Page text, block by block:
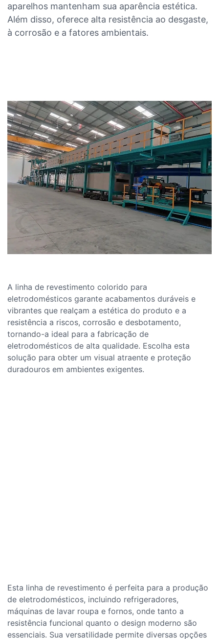
aparelhos mantenham sua aparência estética.
Além disso, oferece alta resistência ao desgaste,
à corrosão e a fatores ambientais.
A linha de revestimento colorido para
eletrodomésticos garante acabamentos duráveis ​​e
vibrantes que realçam a estética do produto e a
resistência a riscos, corrosão e desbotamento,
tornando-a ideal para a fabricação de
eletrodomésticos de alta qualidade. Escolha esta
solução para obter um visual atraente e proteção
duradouros em ambientes exigentes.
Esta linha de revestimento é perfeita para a produção
de eletrodomésticos, incluindo refrigeradores,
máquinas de lavar roupa e fornos, onde tanto a
resistência funcional quanto o design moderno são
essenciais. Sua versatilidade permite diversas opções